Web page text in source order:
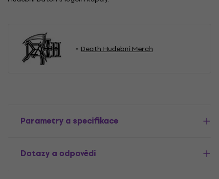
Death Hudební Merch
Parametry a specifikace
Dotazy a odpovědi